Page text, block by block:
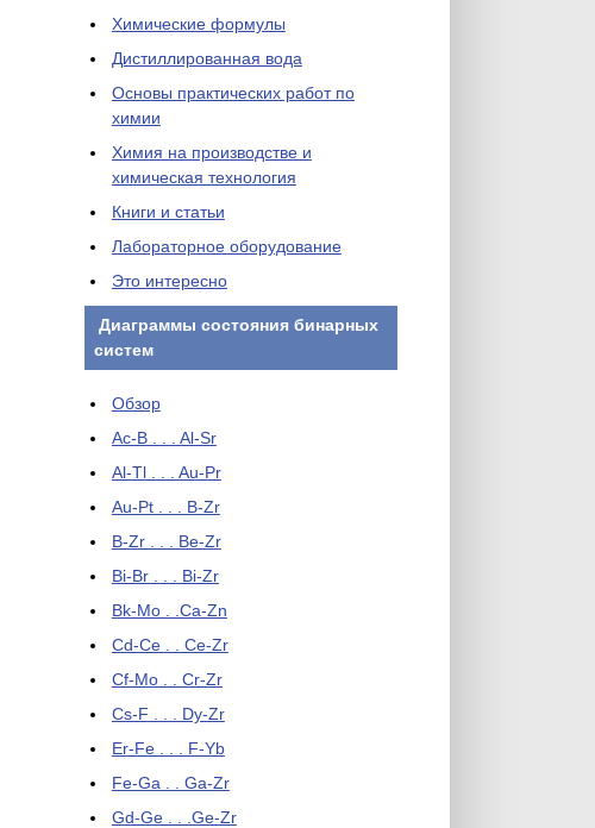
Химические формулы
Дистиллированная вода
Основы практических работ по
химии
Химия на производстве и
химическая технология
Книги и статьи
Лабораторное оборудование
Это интересно
Диаграммы состояния бинарных
систем
Обзор
Ac-B . . . Al-Sr
Al-Tl . . . Au-Pr
Au-Pt . . . B-Zr
B-Zr . . . Be-Zr
Bi-Br . . . Bi-Zr
Bk-Mo . .Ca-Zn
Cd-Ce . . Ce-Zr
Cf-Mo . . Cr-Zr
Cs-F . . . Dy-Zr
Er-Fe . . . F-Yb
Fe-Ga . . Ga-Zr
Gd-Ge . . .Ge-Zr